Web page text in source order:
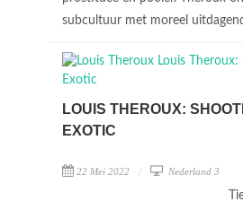
subcultuur met moreel
LOUIS THEROUX:
EXOTIC
22 Mei 2022 Nederland 3